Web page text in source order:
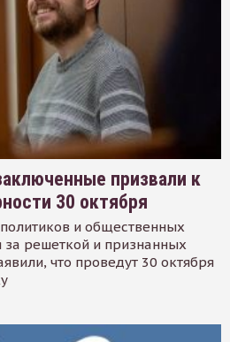
призвали к
30 октября
и общественных
за решеткой и признанных
что проведут 30 октября